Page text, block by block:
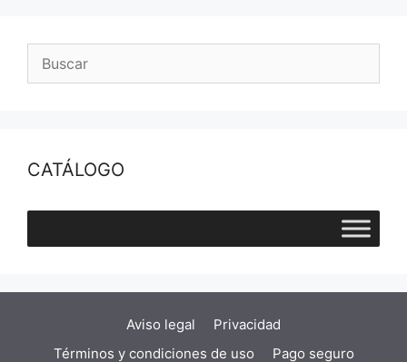
CATÁLOGO
Aviso legal
Privacidad
Términos y condiciones de uso
Pago seguro